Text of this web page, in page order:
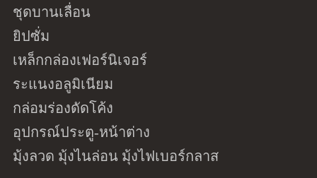
ชุดบานเลื่อน
ยิปซั่ม
เหล็กกล่องเฟอร์นิเจอร์
ระแนงอลูมิเนียม
กล่อมร่องดัดโค้ง
อุปกรณ์ประตู-หน้าต่าง
มุ้งลวด มุ้งไนล่อน มุ้งไฟเบอร์กลาส